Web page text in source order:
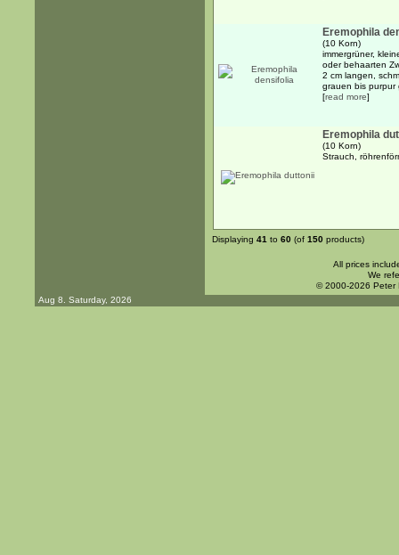
Eremophila
(10 Korn)
immergrüner,
oder behaarten
2 cm langen,
grauen bis purpur
[read more]
Eremophila
(10 Korn)
Strauch,
Displaying 41 to 60 (of 150 products)
All prices
We
© 2000-2026 Peter
Aug 8. Saturday, 2026